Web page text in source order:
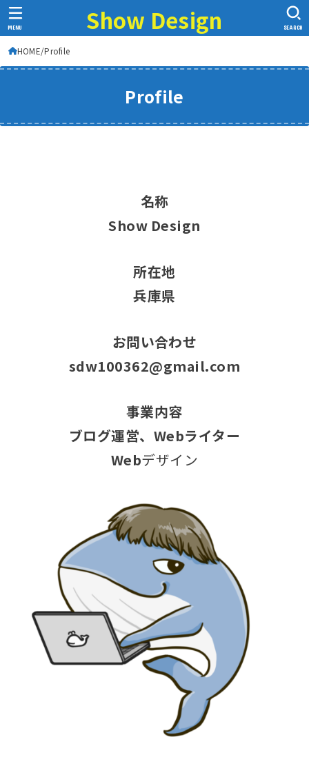
Show Design SEARCH
MENU
HOME Profile
Profile
名称
Show Design
所在地
兵庫県
お問い合わせ
sdw100362@gmail.com
事業内容
ブログ運営、Webライター
Webデザイン